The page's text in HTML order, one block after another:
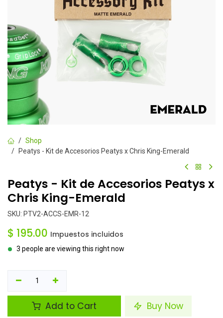
Shop
Peatys - Kit de Accesorios Peatys x Chris King-Emerald
Peatys - Kit de Accesorios Peatys x
Chris King-Emerald
SKU: PTV2-ACCS-EMR-12
$ 195.00 Impuestos incluidos
3 people are viewing this right now
Add to Cart Buy Now